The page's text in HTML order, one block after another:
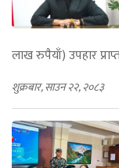
लाख रुपैयाँ) उपहार
शुक्रबार, साउन २२, २०८३